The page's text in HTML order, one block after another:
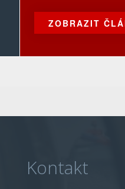
ZOBRAZIT
Kontakt